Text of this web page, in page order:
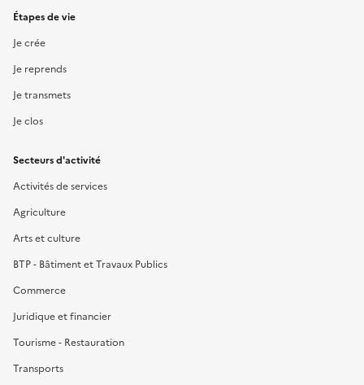
Étapes de vie
Je crée
Je reprends
Je transmets
Je clos
Secteurs d'activité
Activités de services
Agriculture
Arts et culture
BTP - Bâtiment et Travaux Publics
Commerce
Juridique et financier
Tourisme - Restauration
Transports